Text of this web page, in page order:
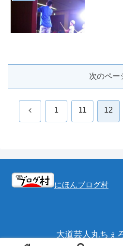
次のペー
前 1 11 12
にほんブログ村
大道芸人丸ちぇ